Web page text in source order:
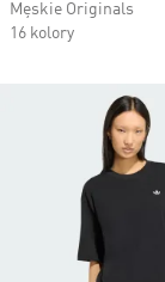
Męskie Originals
16 kolory